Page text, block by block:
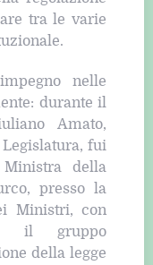
tra le varie
nelle
durante il
Amato,
fui
della
presso la
Ministri, con
il gruppo
della legge